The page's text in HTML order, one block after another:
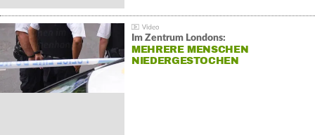
Im Zentrum Londons:
MEHRERE MENSCHEN
NIEDERGESTOCHEN